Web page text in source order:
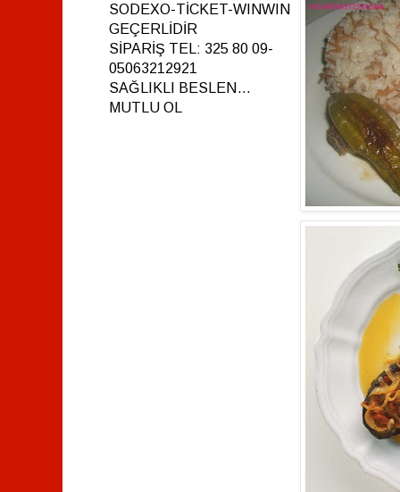
SODEXO-TİCKET-WINWIN
GEÇERLİDİR
SİPARİŞ TEL: 325 80 09-
05063212921
SAĞLIKLI BESLEN…
MUTLU OL